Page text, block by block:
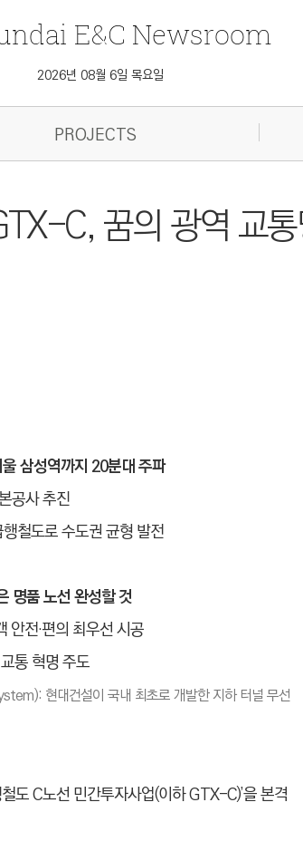
E&C Newsroom
2026년 08월 6일 목요일
PROJECTS
C, 꿈의 광역 교
삼성역까지 20분대 주파
공사 추진
철도로 수도권 균형 발전
명품 노선 완성할 것
전·편의 최우선 시공
통 혁명 주도
현대건설이 국내 최초로 개발한 지하 터널 무선
도 C노선 민간투자사업(이하 GTX-C)’을 본격